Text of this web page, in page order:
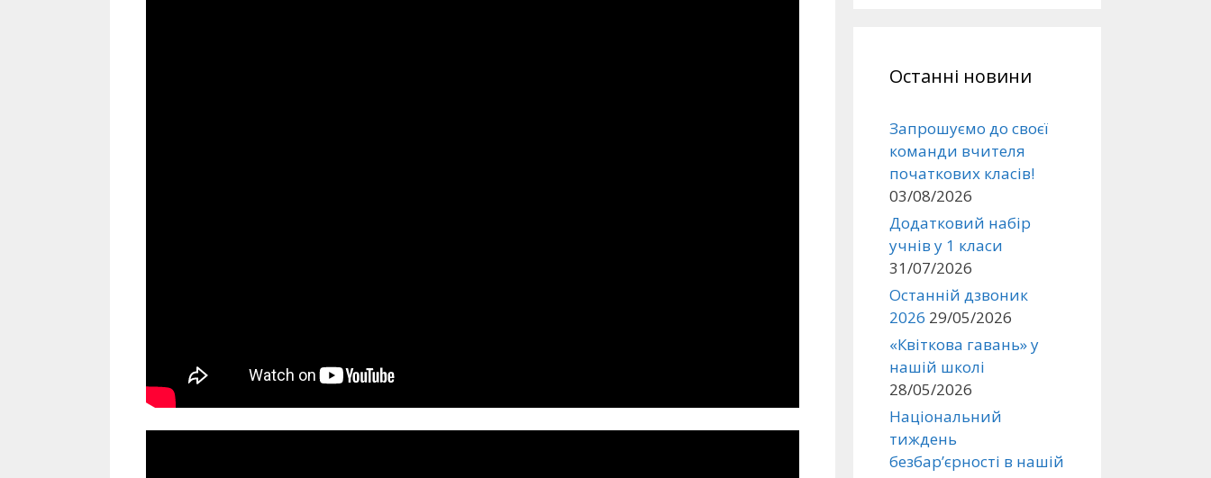
Останні новини
Запрошуємо до своєї
команди вчителя
початкових класів!
03/08/2026
Додатковий набір
учнів у 1 класи
31/07/2026
Останній дзвоник
2026 29/05/2026
«Квіткова гавань» у
нашій школі
28/05/2026
Національний
тиждень
безбар’єрності в нашій